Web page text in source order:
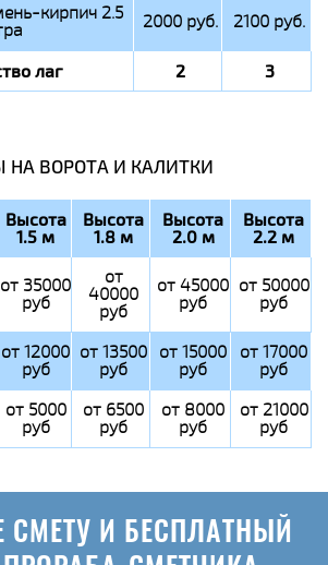
кирпич 2.5
2000 руб. 2100 руб.
лаг 2 3
НА ВОРОТА И КАЛИТКИ
Высота
1.5 м
Высота
1.8 м
Высота
2.0 м
Высота
2.2 м
от 35000
руб
от
40000
руб
от 45000
руб
от 50000
руб
от 12000
руб
от 13500
руб
от 15000
руб
от 17000
руб
от 5000
руб
от 6500
руб
от 8000
руб
от 21000
руб
СМЕТУ И БЕСПЛАТНЫЙ